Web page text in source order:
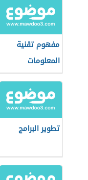
مفهوم تقنية
المعلومات
تطوير البرامج